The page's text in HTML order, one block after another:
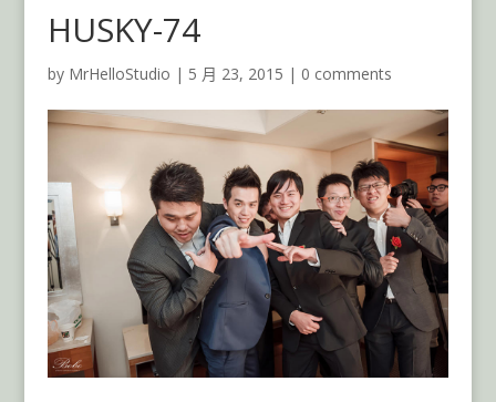
HUSKY-74
by MrHelloStudio | 5 月 23, 2015 | 0 comments